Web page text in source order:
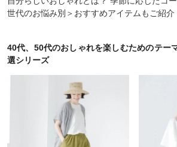
世代のお悩み別＞おすすめアイテムもご紹介
40代、50代のおしゃれを楽しむためのテー
選シリーズ